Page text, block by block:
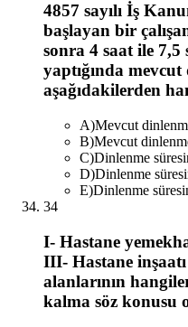
4857 sayılı İş
başlayan bir
sonra 4 saat ile 7,5
yaptığında
aşağıdakilerden
A)Mevcut
B)Mevcut
C)Dinlenme
D)Dinlenme
E)Dinlenme
34
I- Hastane
III- Hastane
alanlarının
kalma söz konusu